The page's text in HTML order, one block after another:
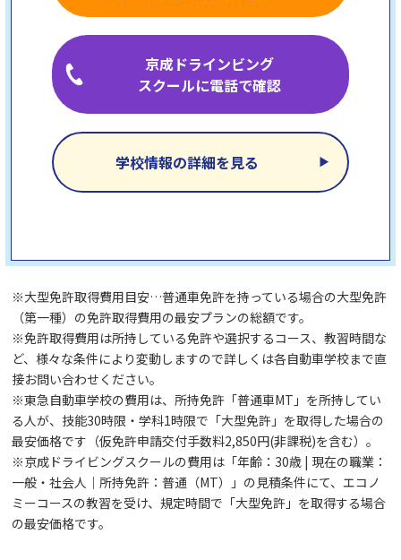
京成ドラインビング
スクールに電話で確認
学校情報の詳細を見る
※大型免許取得費用目安…普通車免許を持っている場合の大型免許
（第一種）の免許取得費用の最安プランの総額です。
※免許取得費用は所持している免許や選択するコース、教習時間な
ど、様々な条件により変動しますので詳しくは各自動車学校まで直
接お問い合わせください。
※東急自動車学校の費用は、所持免許「普通車MT」を所持してい
る人が、技能30時限・学科1時限で「大型免許」を取得した場合の
最安価格です（仮免許申請交付手数料2,850円(非課税)を含む）。
※京成ドライビングスクールの費用は「年齢：30歳 | 現在の職業：
一般・社会人｜所持免許：普通（MT）」の見積条件にて、エコノ
ミーコースの教習を受け、規定時間で「大型免許」を取得する場合
の最安価格です。